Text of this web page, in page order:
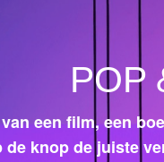
POP
een film, een
de knop de juiste